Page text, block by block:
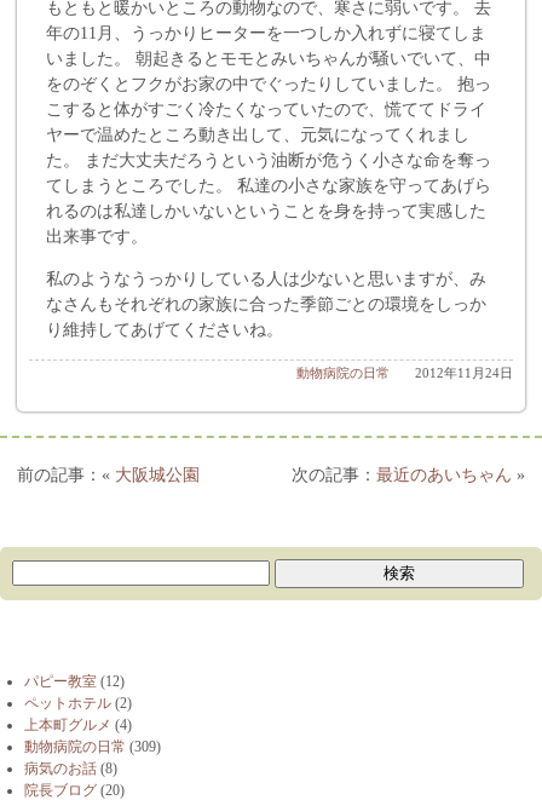
もともと暖かいところの動物なので、寒さに弱いです。 去
年の11月、うっかりヒーターを一つしか入れずに寝てしま
いました。 朝起きるとモモとみいちゃんが騒いでいて、中
をのぞくとフクがお家の中でぐったりしていました。 抱っ
こすると体がすごく冷たくなっていたので、慌ててドライ
ヤーで温めたところ動き出して、元気になってくれまし
た。 まだ大丈夫だろうという油断が危うく小さな命を奪っ
てしまうところでした。 私達の小さな家族を守ってあげら
れるのは私達しかいないということを身を持って実感した
出来事です。
私のようなうっかりしている人は少ないと思いますが、み
なさんもそれぞれの家族に合った季節ごとの環境をしっか
り維持してあげてくださいね。
2012年11月24日
動物病院の日常
« 大阪城公園 最近のあいちゃん »
パピー教室 (12)
ペットホテル (2)
上本町グルメ (4)
動物病院の日常 (309)
病気のお話 (8)
院長ブログ (20)